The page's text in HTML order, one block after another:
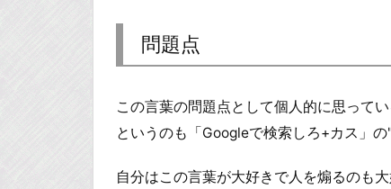
問題点
この言葉の問題点として個人的に思って
というのも「Googleで検索しろ+カス」
自分はこの言葉が大好きで人を煽るのも